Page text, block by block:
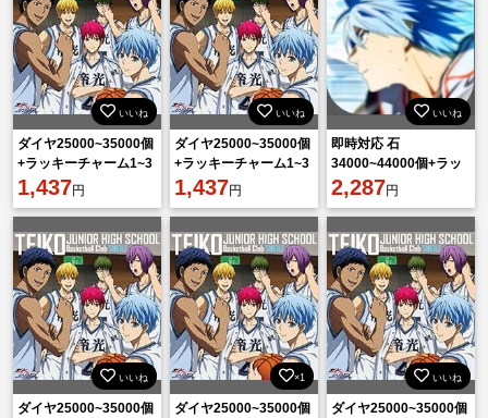
いいね
ダイヤ25000~35000個
+ラッキーチャーム1~3
枚 初期垢 直接購入
OK！
1,437円
いいね
ダイヤ25000~35000個
+ラッキーチャーム1~3
枚 初期垢 直接購入
OK！
1,437円
いいね
即時対応 石
34000~44000個+ラッ
キーチャーム2-4枚 初
期垢 直接購入OK！
2,287円
いいね
ダイヤ25000~35000個
×1
ダイヤ25000~35000個
いいね
ダイヤ25000~35000個